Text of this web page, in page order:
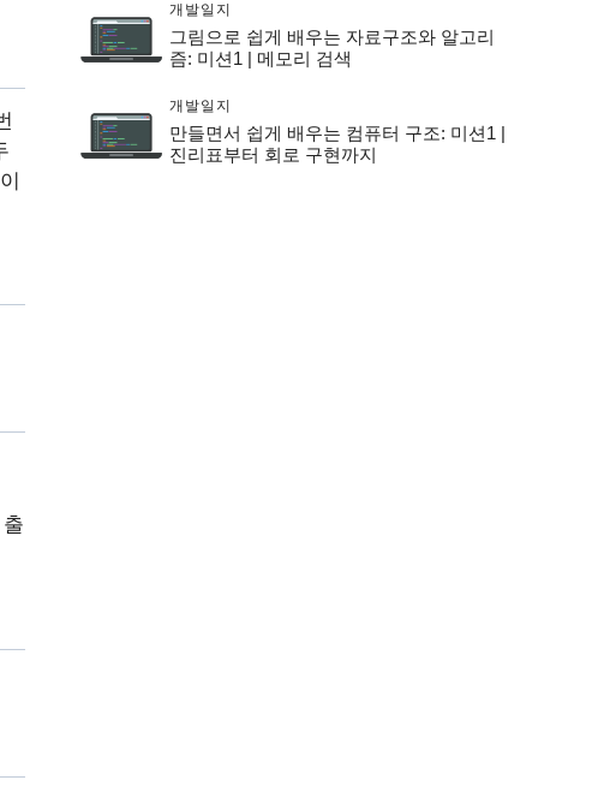
개발일지
그림으로 쉽게 배우는 자료구조와 알고리
즘: 미션1 | 메모리 검색
개발일지
만들면서 쉽게 배우는 컴퓨터 구조: 미션1 |
진리표부터 회로 구현까지